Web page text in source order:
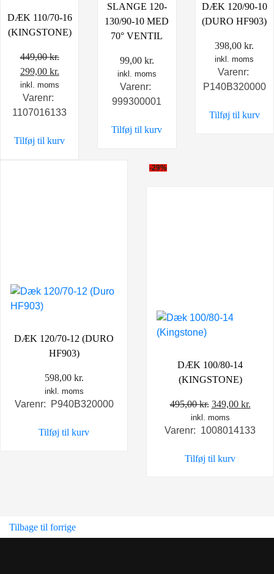
DÆK 110/70-16
(KINGSTONE)
449,00kr.
Den
oprindelige
pris
var:
299,00 kr.
aktuelle
er:
inkl. moms
Varenr:
1107016133
Tilføj til kurv
SLANGE 120-
130/90-10 MED
70° VENTIL
99,00 kr.
inkl. moms
Varenr:
999300001
Tilføj til kurv
DÆK 120/90-10
(DURO HF903)
398,00kr.
inkl. moms
Varenr:
P140B320000
Tilføj til kurv
DÆK 120/70-12 (DURO
HF903)
598,00 kr.
inkl. moms
Varenr: P940B320000
Tilføj til kurv
-29%
DÆK 100/80-14
(KINGSTONE)
495,00kr. Den
oprindelige
pris
495,00 kr..
349,00 kr.
pris
inkl. moms
Varenr: 1008014133
Tilføj til kurv
Tilbage til forrige